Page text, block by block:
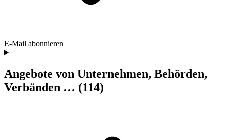
E-Mail abonnieren
Angebote von Unternehmen, Behörden,
Verbänden … (114)